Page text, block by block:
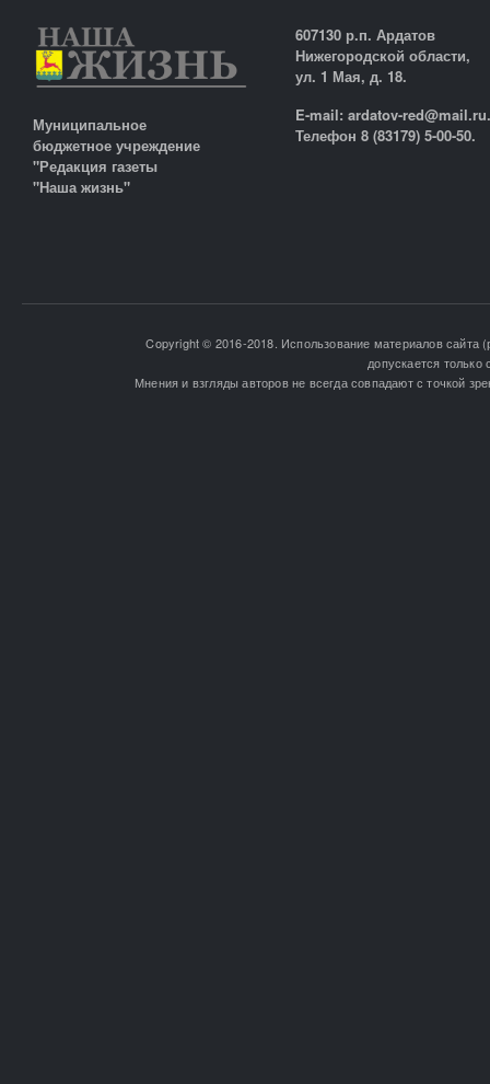
Муниципальное
бюджетное учреждение
"Редакция газеты
"Наша жизнь"
607130 р.п. Ардатов
Нижегородской области,
ул. 1 Мая, д. 18.
E-mail: ardatov-
Телефон 8 (83179) 5-00-50.
Copyright © 2016-2018. Использование материалов сайта
допускается
Мнения и взгляды авторов не всегда совпадают с точкой